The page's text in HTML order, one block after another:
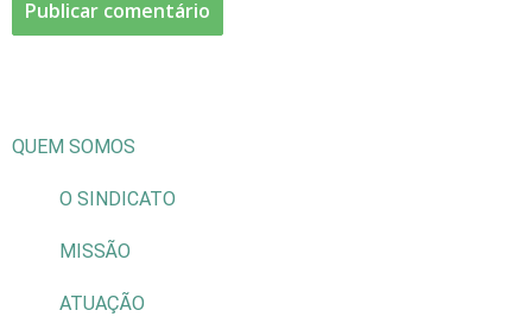
QUEM SOMOS
O SINDICATO
MISSÃO
ATUAÇÃO